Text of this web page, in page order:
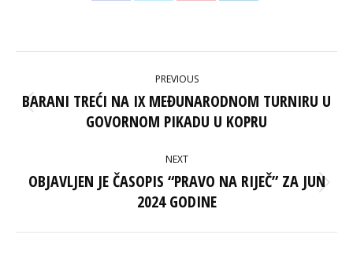
Facebook
X
PinterestLinkedIn
NAVIGATION
PREVIOUS
Previous
post:
BARANI TREĆI NA IX MEĐUNARODNOM TURNIRU U
GOVORNOM PIKADU U KOPRU
NEXT
Next
post:
OBJAVLJEN JE ČASOPIS “PRAVO NA RIJEČ” ZA JUN
2024 GODINE